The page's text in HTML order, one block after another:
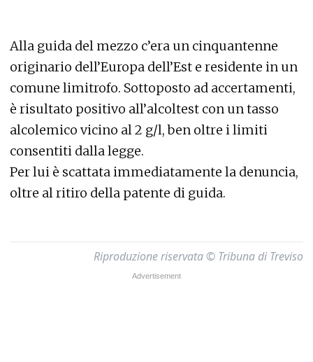
Alla guida del mezzo c’era un cinquantenne
originario dell’Europa dell’Est e residente in un
comune limitrofo. Sottoposto ad accertamenti,
è risultato positivo all’alcoltest con un tasso
alcolemico vicino al 2 g/l, ben oltre i limiti
consentiti dalla legge.
Per lui è scattata immediatamente la denuncia,
oltre al ritiro della patente di guida.
Riproduzione riservata © Tribuna di Treviso